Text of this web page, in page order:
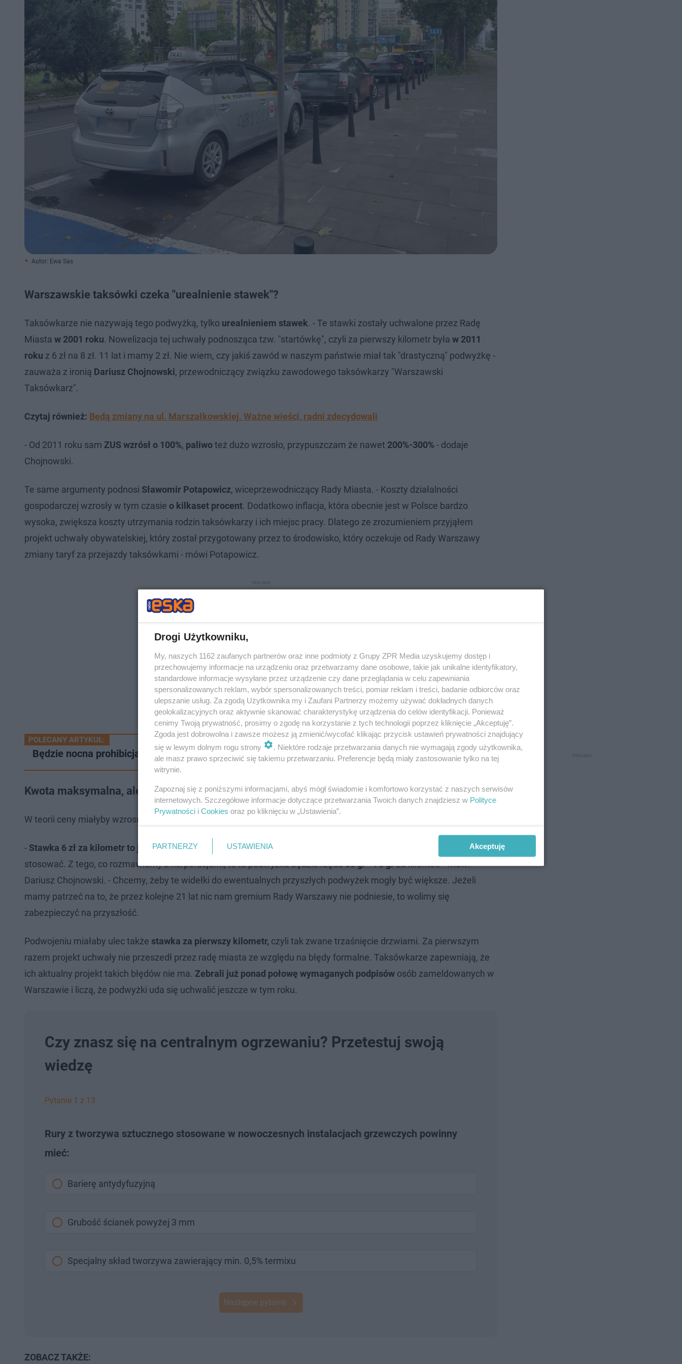
Autor: Ewa Sas
Warszawskie taksówki czeka "urealnienie stawek"?
Taksówkarze nie nazywają tego podwyżką, tylko urealnieniem stawek. - Te stawki zostały uchwalone przez Radę
Miasta w 2001 roku. Nowelizacja tej uchwały podnosząca tzw. "startówkę", czyli za pierwszy kilometr była w 2011
roku z 6 zł na 8 zł. 11 lat i mamy 2 zł. Nie wiem, czy jakiś zawód w naszym państwie miał tak "drastyczną" podwyżkę -
zauważa z ironią Dariusz Chojnowski, przewodniczący związku zawodowego taksówkarzy "Warszawski
Taksówkarz".
Czytaj również: Będą zmiany na ul. Marszałkowskiej. Ważne wieści, radni zdecydowali
- Od 2011 roku sam ZUS wzrósł o 100%, paliwoteż dużo wzrosło, przypuszczam że nawet 200%-300%- dodaje
Chojnowski.
Te same argumenty podnosi Sławomir Potapowicz, wiceprzewodniczący Rady Miasta. - Koszty działalności
gospodarczej wzrosły w tym czasie o kilkaset procent. Dodatkowo inflacja, która obecnie jest w Polsce bardzo
wysoka, zwiększa koszty utrzymania rodzin taksówkarzy i ich miejsc pracy. Dlatego ze zrozumieniem przyjąłem
projekt uchwały obywatelskiej, który został przygotowany przez to środowisko, który oczekuje od Rady Warszawy
zmiany taryf za przejazdy taksówkami - mówi Potapowicz.
POLECANY ARTYKUŁ:
Będzie nocna prohibicja w Warszawie? Rafał Trzaskowski musiał zabrać głos
Kwota maksymalna, ale nie natychmiastowa
W teorii ceny miałyby wzrosnąć . Ale w praktyce nie od razu.
- Stawka 6 zł za kilometr to jest stawka maksymalna.To nie znaczy, że taksówkarze od razu będą tę stawkę
stosować. Z tego, co rozmawiamy z korporacjami, to ta podwyżka będzie rzędu50 gr - 70 grza kilometr - mówi
Dariusz Chojnowski. - Chcemy, żeby te widełki do ewentualnych przyszłych podwyżek mogły być większe. Jeżeli
mamy patrzeć na to, że przez kolejne 21 lat nic nam gremium Rady Warszawy nie podniesie, to wolimy się
zabezpieczyć na przyszłość.
Podwojeniu miałaby ulec także stawka za pierwszy kilometr, czyli tak zwane trzaśnięcie drzwiami. Za pierwszym
razem projekt uchwały nie przeszedł przez radę miasta ze względu na błędy formalne. Taksówkarze zapewniają, że
ich aktualny projekt takich błędów nie ma. Zebrali już ponad połowę wymaganych podpisów osób zameldowanych w
Warszawie i liczą, że podwyżki uda się uchwalić jeszcze w tym roku.
Czy znasz się na centralnym ogrzewaniu? Przetestuj swoją
wiedzę
Pytanie 1 z 13
Rury z tworzywa sztucznego stosowane w nowoczesnych instalacjach grzewczych powinny
mieć:
Barierę antydyfuzyjną
Grubość ścianek powyżej 3 mm
Specjalny skład tworzywa zawierający min. 0,5% termixu
Następne pytanie
ZOBACZ TAKŻE:
Drogi Użytkowniku,
My, naszych 1162 zaufanych partnerów oraz inne podmioty z Grupy ZPR Media uzyskujemy dostęp i
przechowujemy informacje na urządzeniu oraz przetwarzamy dane osobowe, takie jak unikalne identyfikatory,
standardowe informacje wysyłane przez urządzenie czy dane przeglądania w celu zapewniania
spersonalizowanych reklam, wybór spersonalizowanych treści, pomiar reklam i treści, badanie odbiorców oraz
ulepszanie usług. Za zgodą Użytkownika my i Zaufani Partnerzy możemy używać dokładnych danych
geolokalizacyjnych oraz aktywnie skanować charakterystykę urządzenia do celów identyfikacji. Ponieważ
cenimy Twoją prywatność, prosimy o zgodę na korzystanie z tych technologii poprzez kliknięcie „Akceptuję”.
Zgoda jest dobrowolna i zawsze możesz ją zmienić/wycofać klikając przycisk ustawień prywatności znajdujący
się w lewym dolnym rogu strony
. Niektóre rodzaje przetwarzania danych nie wymagają zgody użytkownika,
ale masz prawo sprzeciwić się takiemu przetwarzaniu. Preferencje będą miały zastosowanie tylko na tej
witrynie.
Zapoznaj się z poniższymi informacjami, abyś mógł świadomie i komfortowo korzystać z naszych serwisów
internetowych. Szczegółowe informacje dotyczące przetwarzania Twoich danych znajdziesz w Polityce
Prywatności i Cookies oraz po kliknięciu w „Ustawienia”.
PARTNERZY USTAWIENIA Akceptuję